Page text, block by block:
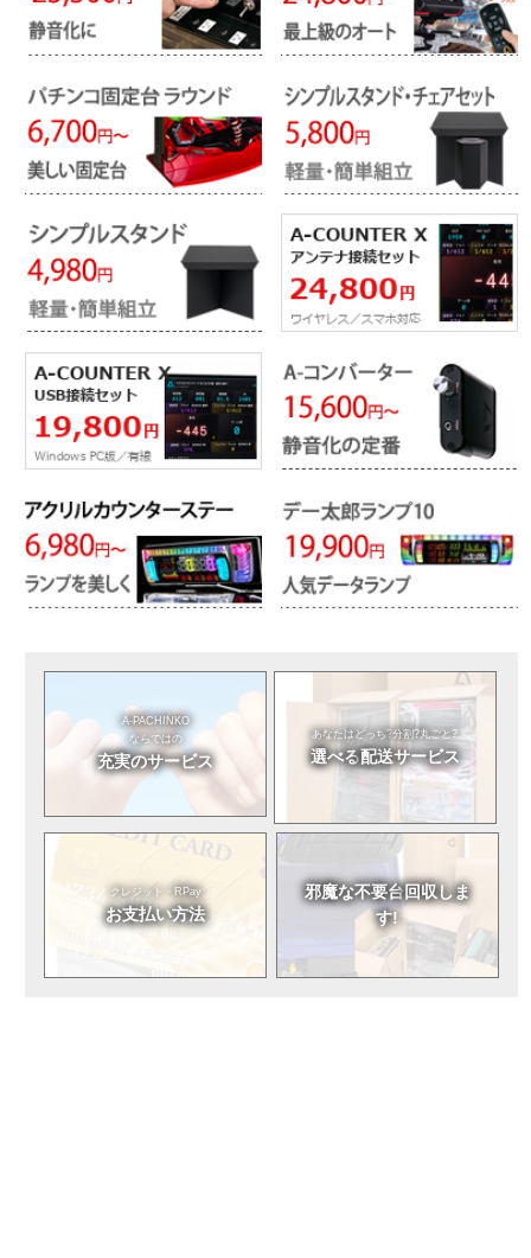
A-PACHINKO
ならではの
充実のサービス
あなたはどっち?分割?丸ごと?
選べる配送サービス
クレジット・RPay
お支払い方法
邪魔な不要台回収しま
す!